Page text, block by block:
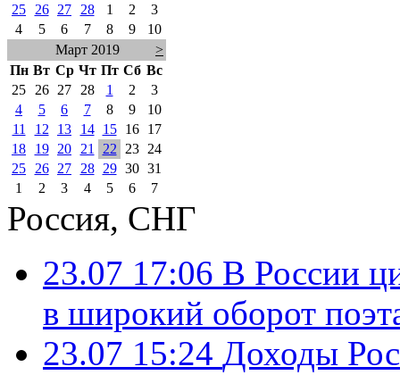
25
26 27 28 1 2
3
4
5 6 7 8 9
10
Март 2019
>
Пн Вт Ср Чт Пт Сб Вс
25
26 27 28 1 2
3
4
5 6 7 8 9
10
11
12 13 14 15 16
17
18
19 20 21 22 23
24
25
26 27 28 29 30 31
1
2 3 4 5 6 7
Россия, СНГ
23.07 17:06 В России
в широкий оборот
23.07 15:24 Доходы